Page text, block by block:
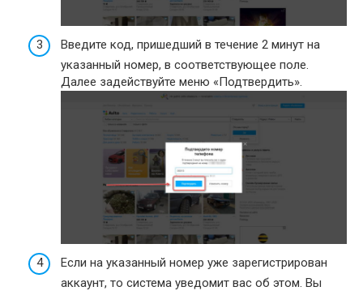
Введите код, пришедший в течение 2 минут на
указанный номер, в соответствующее поле.
Далее задействуйте меню «Подтвердить».
Если на указанный номер уже зарегистрирован
аккаунт, то система уведомит вас об этом. Вы